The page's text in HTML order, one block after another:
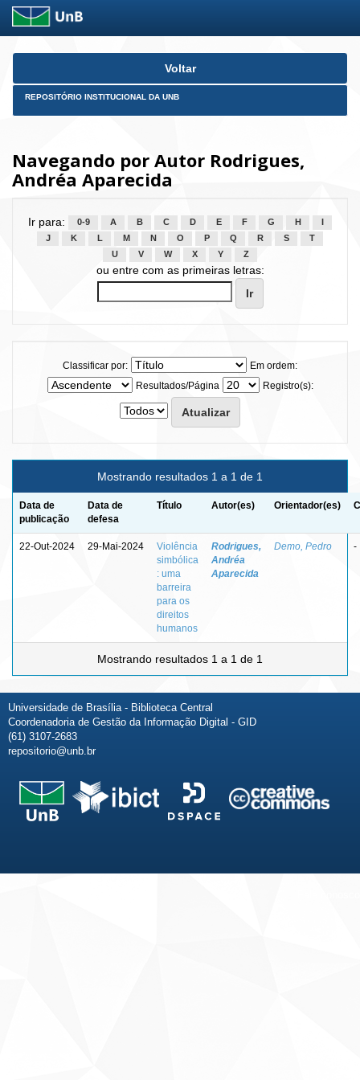
Skip
Voltar
REPOSITÓRIO INSTITUCIONAL DA UNB
Navegando por Autor Rodrigues,
Andréa Aparecida
Ir para: 0-9 A B C D E F G H
J
K L M N O P Q R S
T
U
V W X Y Z
ou entre com as primeiras letras:
Classificar por:
Em ordem:
Resultados/Página
Registro(s):
Mostrando resultados 1 a 1 de 1
Data de
publicação
Data de
defesa
Título Autor(es) Orientador(es)
22-Out-2024 29-Mai-2024
Violência
simbólica
: uma
barreira
para os
direitos
humanos
Rodrigues,
Andréa
Aparecida
Demo, Pedro -
Mostrando resultados 1 a 1 de 1
Universidade de Brasília - Biblioteca Central
Coordenadoria de Gestão da Informação Digital - GID
(61) 3107-2683
repositorio@unb.br